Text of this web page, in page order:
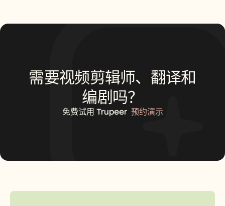
需要视频剪辑师、翻译和
编剧吗？
免费试用 Trupeer 预约演示